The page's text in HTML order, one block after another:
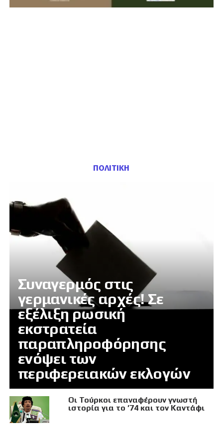
ΠΟΛΙΤΙΚΗ
Συναγερμός στις
γερμανικές αρχές! Σε
εξέλιξη ρωσική
εκστρατεία
παραπληροφόρησης
ενόψει των
περιφερειακών εκλογών
Οι Τούρκοι επαναφέρουν γνωστή
ιστορία για το ’74 και τον Καντάφι